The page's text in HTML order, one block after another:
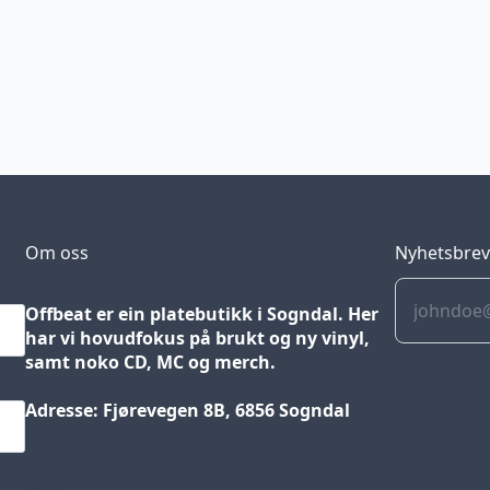
Om oss
Offbeat er ein platebutikk i Sogndal. Her
har vi hovudfokus på brukt og ny vinyl,
samt noko CD, MC og merch.
Adresse: Fjørevegen 8B, 6856 Sogndal
Blog
Nyhetsbrev